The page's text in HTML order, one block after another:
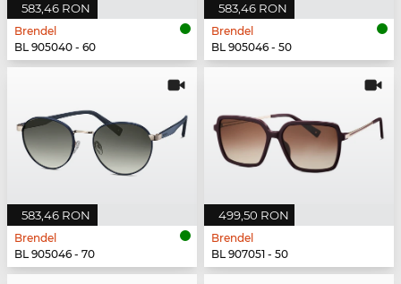
583,46 RON
Brendel
BL 905040 - 60
583,46 RON
Brendel
BL 905046 - 50
583,46 RON
Brendel
BL 905046 - 70
499,50 RON
Brendel
BL 907051 - 50